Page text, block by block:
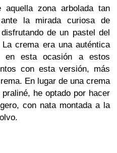
zona arbolada tan
la mirada curiosa de
de un pastel del
crema era una auténtica
en esta ocasión a estos
con esta versión, más
En lugar de una crema
he optado por hacer
con nata montada a la